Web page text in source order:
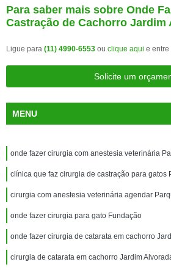
Para saber mais sobre Onde
Castração de Cachorro Jardim
Ligue para (11) 4990-6553 ou clique aqui e entre
Solicite um
MENU
onde fazer cirurgia com anestesia veterinária
clínica que faz cirurgia de castração para gatos
cirurgia com anestesia veterinária agendar
onde fazer cirurgia para gato Fundação
onde fazer cirurgia de catarata em cachorro
cirurgia de catarata em cachorro Jardim